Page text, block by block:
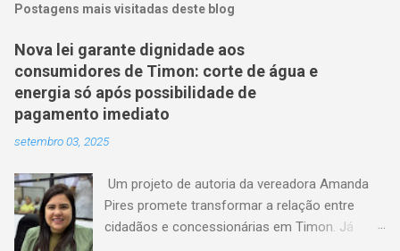
Postagens mais visitadas deste blog
Nova lei garante dignidade aos
consumidores de Timon: corte de água e
energia só após possibilidade de
pagamento imediato
setembro 03, 2025
Um projeto de autoria da vereadora Amanda
Pires promete transformar a relação entre
cidadãos e concessionárias em Timon. Já